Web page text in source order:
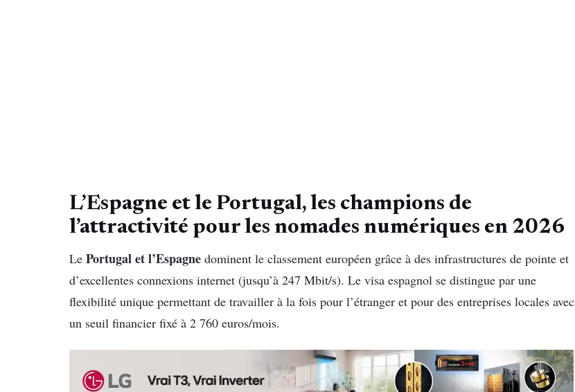
L’Espagne et le Portugal, les champions de
l’attractivité pour les nomades numériques en 2026
Le Portugal et l’Espagne dominent le classement européen grâce à des infrastructures de pointe et
d’excellentes connexions internet (jusqu’à 247 Mbit/s). Le visa espagnol se distingue par une
flexibilité unique permettant de travailler à la fois pour l’étranger et pour des entreprises locales avec
un seuil financier fixé à 2 760 euros/mois.